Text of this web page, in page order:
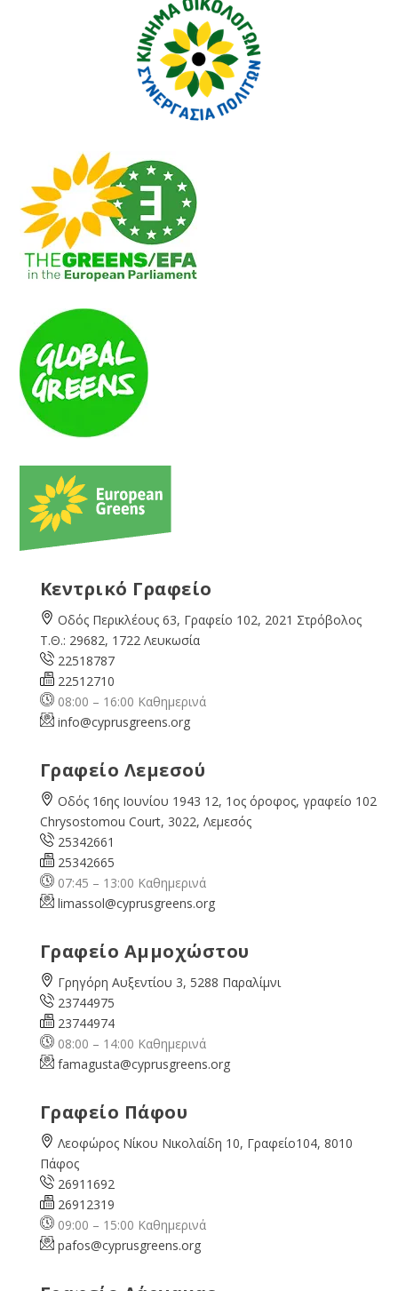
Κεντρικό Γραφείο
Οδός Περικλέους 63, Γραφείο 102, 2021 Στρόβολος
Τ.Θ.: 29682, 1722 Λευκωσία
22518787
22512710
08:00 – 16:00 Καθημερινά
info@cyprusgreens.org
Γραφείο Λεμεσού
Οδός 16ης Ιουνίου 1943 12, 1ος όροφος, γραφείο 102
Chrysostomou Court, 3022, Λεμεσός
25342661
25342665
07:45 – 13:00 Καθημερινά
limassol@cyprusgreens.org
Γραφείο Αμμοχώστου
Γρηγόρη Αυξεντίου 3, 5288 Παραλίμνι
23744975
23744974
08:00 – 14:00 Καθημερινά
famagusta@cyprusgreens.org
Γραφείο Πάφου
Λεοφώρος Νίκου Νικολαίδη 10, Γραφείο104, 8010
Πάφος
26911692
26912319
09:00 – 15:00 Καθημερινά
pafos@cyprusgreens.org